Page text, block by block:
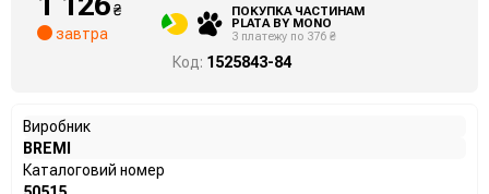
₴
завтра
ПОКУПКА ЧАСТИНАМ
PLATA BY MONO
3 платежу по 376 ₴
Код: 1525843-84
Виробник
BREMI
Каталоговий номер